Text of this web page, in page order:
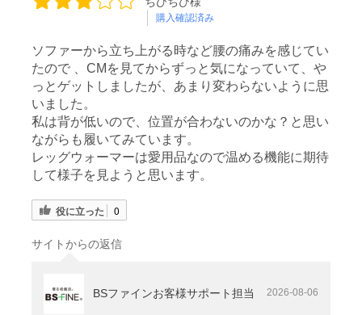
購入確認済み
ソファーから立ち上がる時など腰の痛みを感じてい
たので 、CMを見てからずっと気になっていて、や
っとゲットしましたが、あまり変わらないように思
いました。
私は背が低いので、位置が合わないのかな？と思い
ながらも履いてみています。
レッグウォーマーは愛用品なので温める機能に期待
して様子を見ようと思います。
役に立った 0
サイトからの返信
BSファインお客様サポート担当 2026-08-06